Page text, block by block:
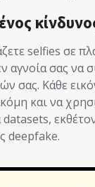
selfies σε
αγνοία σας να
σας. Κάθε
και να
datasets,
deepfake.